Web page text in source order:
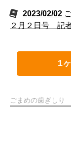
2023/02/02
２月２日号 記
1
ごまめの歯ぎしり